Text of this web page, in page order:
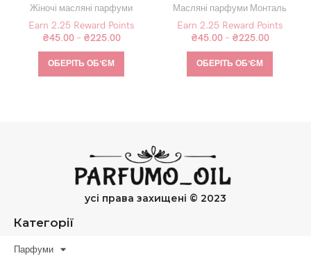
Жіночі масляні парфуми
Earn 2.25 Reward Points
₴45.00– ₴225.00
ОБЕРІТЬ ОБʼЄМ
Масляні парфуми Монталь
Earn 2.25 Reward Points
₴45.00– ₴225.00
ОБЕРІТЬ ОБʼЄМ
усі права захищені © 2023
Категорії
Парфуми